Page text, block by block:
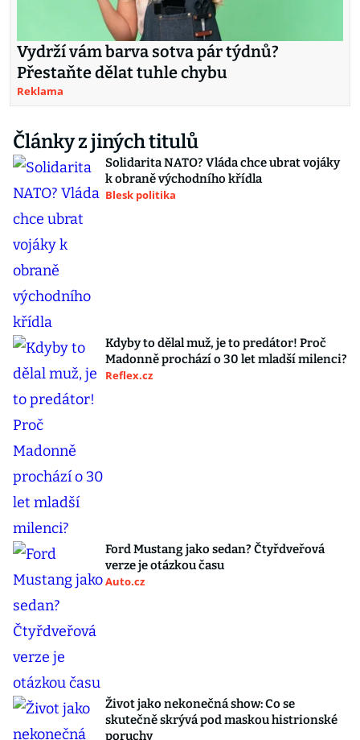
Vydrží vám barva sotva pár týdnů?
Přestaňte dělat tuhle chybu
Reklama
Články z jiných titulů
Solidarita NATO? Vláda chce ubrat vojáky
k obraně východního křídla
Blesk politika
Kdyby to dělal muž, je to predátor! Proč
Madonně prochází o 30 let mladší milenci?
Reflex.cz
Ford Mustang jako sedan? Čtyřdveřová
verze je otázkou času
Auto.cz
Život jako nekonečná show: Co se
skutečně skrývá pod maskou histrionské
poruchy